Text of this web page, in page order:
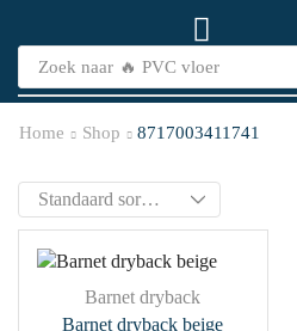
Zoek naar 🔥 PVC vloer
Home Shop 8717003411741
Barnet dryback
Barnet dryback beige